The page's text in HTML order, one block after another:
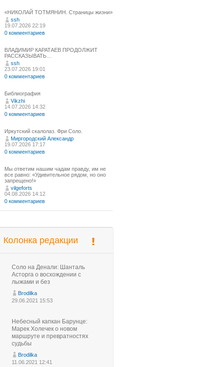
«НИКОЛАЙ ТОТМЯНИН. Страницы жизни»
ssh
19.07.2026 22:19
0 комментариев
ВЛАДИМИР КАРАТАЕВ ПРОДОЛЖИТ
РАССКАЗЫВАТЬ…
ssh
23.07.2026 19:01
0 комментариев
Библиография
Vikzhi
14.07.2026 14:32
0 комментариев
Иркутский скалолаз. Фри Соло.
Миргородский Александр
19.07.2026 17:17
0 комментариев
Мы ответим нашим чадам правду, им не
все равно: «Удивительное рядом, но оно
запрещено!»
vilgeforts
04.08.2026 14:12
0 комментариев
Колонка редакции
Соло на Денали: Шанталь
Асторга о восхождении с
лыжами и без
Brodilka
29.06.2021 15:53
Небесный капкан Барунце:
Марек Холечек о новом
маршруте и превратностях
судьбы
Brodilka
11.06.2021 12:41